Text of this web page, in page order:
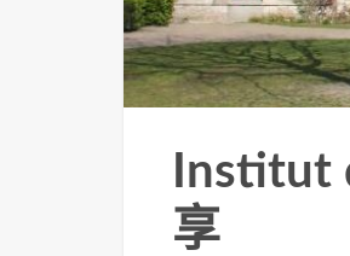
Institut
享